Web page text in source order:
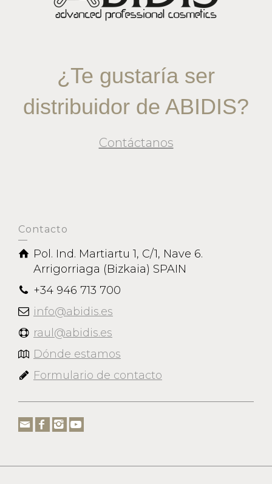
¿Te gustaría ser
distribuidor de ABIDIS?
Contáctanos
Contacto
Pol. Ind. Martiartu 1, C/1, Nave 6.
Arrigorriaga (Bizkaia) SPAIN
+34 946 713 700
info@abidis.es
raul@abidis.es
Dónde estamos
Formulario de contacto